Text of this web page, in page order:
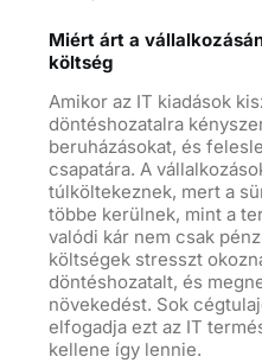
Miért árt a
költség
Amikor az IT kiadások
döntéshozatalra
beruházásokat, és
csapatára. A
túlköltekeznek, mert a
többe kerülnek, mint a
valódi kár nem csak
költségek stresszt
döntéshozatalt, és
növekedést. Sok
elfogadja ezt az IT
kellene így lennie.